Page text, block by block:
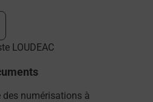
numérisations à